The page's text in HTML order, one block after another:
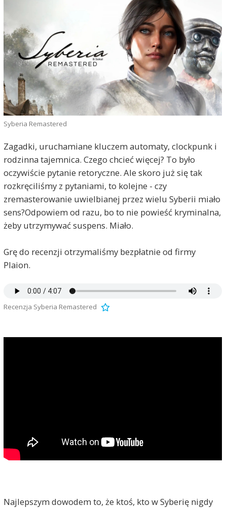
Syberia Remastered
Zagadki, uruchamiane kluczem automaty, clockpunk i
rodzinna tajemnica. Czego chcieć więcej? To było
oczywiście pytanie retoryczne. Ale skoro już się tak
rozkręciliśmy z pytaniami, to kolejne - czy
zremasterowanie uwielbianej przez wielu Syberii miało
sens?Odpowiem od razu, bo to nie powieść kryminalna,
żeby utrzymywać suspens. Miało.
Grę do recenzji otrzymaliśmy bezpłatnie od firmy
Plaion.
Recenzja Syberia Remastered
Najlepszym dowodem to, że ktoś, kto w Syberię nigdy